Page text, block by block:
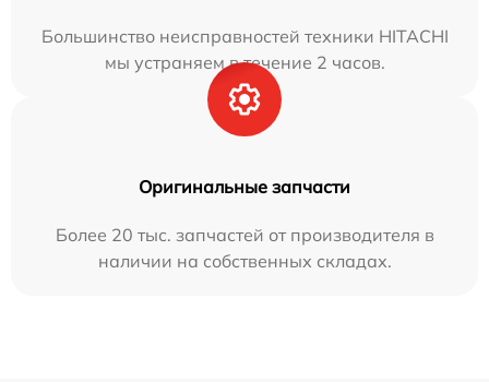
Большинство неисправностей техники HITACHI
мы устраняем в течение 2 часов.
Оригинальные запчасти
Более 20 тыс. запчастей от производителя в
наличии на собственных складах.